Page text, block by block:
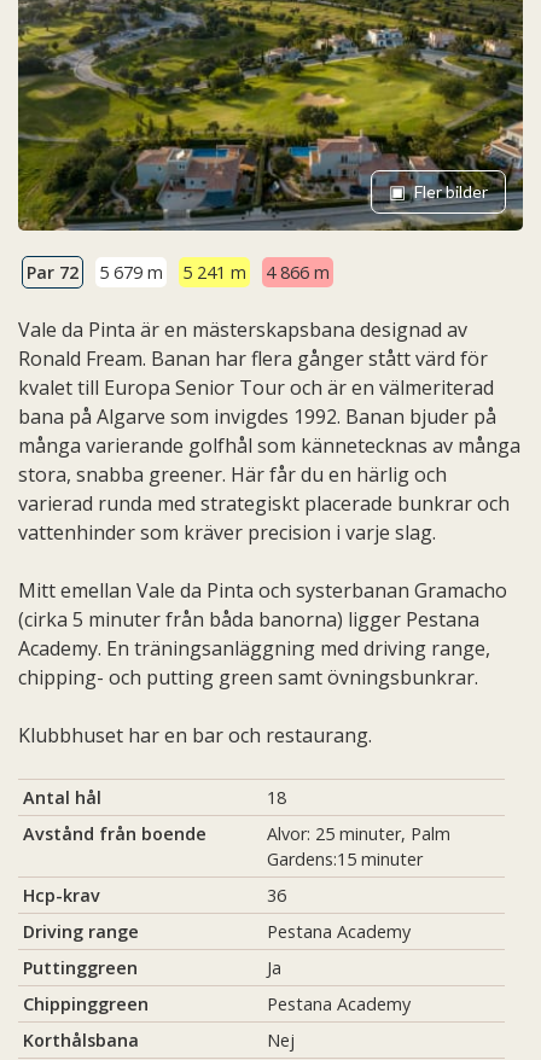
Fler bilder
Par 72 5 679 m 5 241 m 4 866 m
Vale da Pinta är en mästerskapsbana designad av
Ronald Fream. Banan har flera gånger stått värd för
kvalet till Europa Senior Tour och är en välmeriterad
bana på Algarve som invigdes 1992. Banan bjuder på
många varierande golfhål som kännetecknas av många
stora, snabba greener. Här får du en härlig och
varierad runda med strategiskt placerade bunkrar och
vattenhinder som kräver precision i varje slag.
Mitt emellan Vale da Pinta och systerbanan Gramacho
(cirka 5 minuter från båda banorna) ligger Pestana
Academy. En träningsanläggning med driving range,
chipping- och putting green samt övningsbunkrar.
Klubbhuset har en bar och restaurang.
Antal hål
18
Avstånd från boende
Alvor: 25 minuter, Palm
Gardens:15 minuter
Hcp-krav
36
Driving range
Pestana Academy
Puttinggreen
Ja
Chippinggreen
Pestana Academy
Korthålsbana
Nej